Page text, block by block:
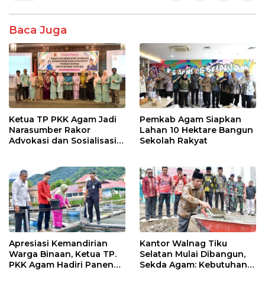
k p
Baca Juga
Ketua TP PKK Agam Jadi
Narasumber Rakor
Advokasi dan Sosialisasi
Pemkab Agam Siapkan
Lahan 10 Hektare Bangun
Sekolah Rakyat
Apresiasi Kemandirian
Warga Binaan, Ketua TP.
PKK Agam Hadiri Panen
Kantor Walnag Tiku
Selatan Mulai Dibangun,
Sekda Agam: Kebutuhan